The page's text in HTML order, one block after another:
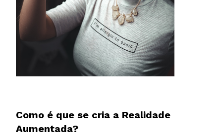
Como é que se cria a Realidade
Aumentada?